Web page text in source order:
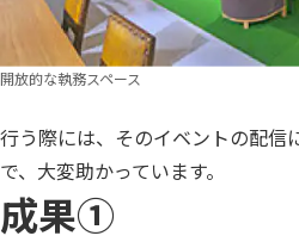
開放的な執務スペース
行う際には、そのイベントの配
で、大変助かっています。
成果①